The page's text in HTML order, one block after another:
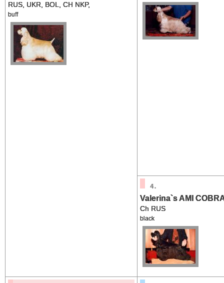
RUS, UKR, BOL, CH NKP,
buff
Valerina`s AMI
Ch RUS
black